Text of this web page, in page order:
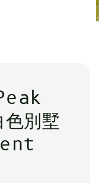
別墅